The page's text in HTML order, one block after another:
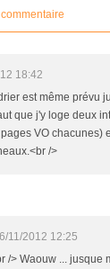
18:42
est même prévu
que j'y loge deux
VO chacunes)
/>
11/2012 12:25
/> Waouw ... jusque